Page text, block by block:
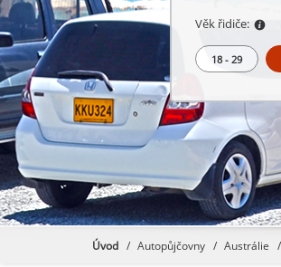
Věk řidiče:
18 - 29
Úvod Autopůjčovny Austrálie